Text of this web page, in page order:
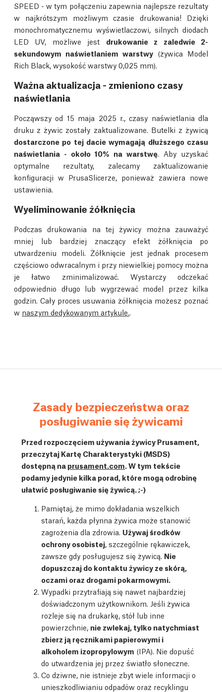
SPEED - w tym połączeniu zapewnia najlepsze rezultaty
w najkrótszym możliwym czasie drukowania! Dzięki
monochromatycznemu wyświetlaczowi, silnych diodach
LED UV, możliwe jest drukowanie z zaledwie 2-
sekundowym naświetlaniem warstwy (żywica Model
Rich Black, wysokość warstwy 0,025 mm).
Ważna aktualizacja - zmieniono czasy
naświetlania
Począwszy od 15 maja 2025 r., czasy naświetlania dla
druku z żywic zostały zaktualizowane. Butelki z żywicą
dostarczone po tej dacie wymagają dłuższego czasu
naświetlania - około 10% na warstwę . Aby uzyskać
optymalne rezultaty, zalecamy zaktualizowanie
konfiguracji w PrusaSlicerze, ponieważ zawiera nowe
ustawienia.
Wyeliminowanie żółknięcia
Podczas drukowania na tej żywicy można zauważyć
mniej lub bardziej znaczący efekt żółknięcia po
utwardzeniu modeli. Żółknięcie jest jednak procesem
częściowo odwracalnym i przy niewielkiej pomocy można
je łatwo zminimalizować. Wystarczy odczekać
odpowiednio długo lub wygrzewać model przez kilka
godzin. Cały proces usuwania żółknięcia możesz poznać
w naszym dedykowanym artykule.
Zasady bezpieczeństwa oraz
posługiwanie się żywicami
Przed rozpoczęciem używania żywicy Prusament,
przeczytaj Kartę Charakterystyki (MSDS)
dostępną na prusament.com. W tym tekście
podamy jedynie kilka porad, które mogą odrobinę
ułatwić posługiwanie się żywicą. ;-)
Pamiętaj, że mimo dokładania wszelkich
starań, każda płynna żywica może stanowić
zagrożenia dla zdrowia. Używaj środków
ochrony osobistej , szczególnie rękawiczek,
zawsze gdy posługujesz się żywicą. Nie
dopuszczaj do kontaktu żywicy ze skórą,
oczami oraz drogami pokarmowymi.
Wypadki przytrafiają się nawet najbardziej
doświadczonym użytkownikom. Jeśli żywica
rozleje się na drukarkę, stół lub inne
powierzchnie, nie zwlekaj, tylko natychmiast
zbierz ją ręcznikami papierowymi i
alkoholem izopropylowym (IPA). Nie dopuść
do utwardzenia jej przez światło słoneczne.
Co dziwne, nie istnieje zbyt wiele informacji o
unieszkodliwianiu odpadów oraz recyklingu